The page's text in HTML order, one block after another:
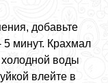
добавьте
5 минут. Крахмал
воды
влейте в